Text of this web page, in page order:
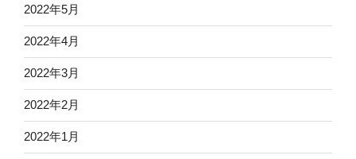
2022年5月
2022年4月
2022年3月
2022年2月
2022年1月